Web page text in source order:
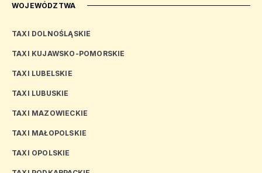
WOJEWÓDZTWA
TAXI DOLNOŚLĄSKIE
TAXI KUJAWSKO-POMORSKIE
TAXI LUBELSKIE
TAXI LUBUSKIE
TAXI MAZOWIECKIE
TAXI MAŁOPOLSKIE
TAXI OPOLSKIE